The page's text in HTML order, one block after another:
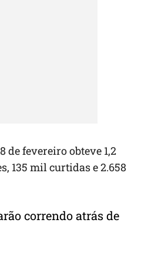
de fevereiro obteve 1,2
135 mil curtidas e 2.658
correndo atrás de